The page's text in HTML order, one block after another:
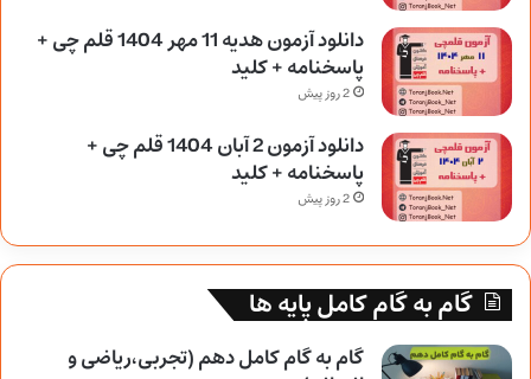
دانلود آزمون هدیه 11 مهر 1404 قلم چی +
پاسخنامه + کلید
2 روز پیش
دانلود آزمون 2 آبان 1404 قلم چی +
پاسخنامه + کلید
2 روز پیش
گام به گام کامل پایه ها
گام به گام کامل دهم (تجربی،ریاضی و